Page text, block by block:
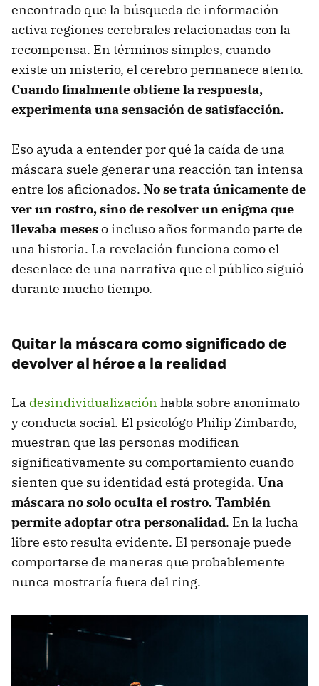
encontrado que la búsqueda de información
activa regiones cerebrales relacionadas con la
recompensa. En términos simples, cuando
existe un misterio, el cerebro permanece atento.
Cuando finalmente obtiene la respuesta,
experimenta una sensación de satisfacción.
Eso ayuda a entender por qué la caída de una
máscara suele generar una reacción tan intensa
entre los aficionados. No se trata únicamente de
ver un rostro, sinode resolver un enigma que
llevaba meseso incluso años formando parte de
una historia. La revelación funciona como el
desenlace de una narrativa que el público siguió
durante mucho tiempo.
Quitar la máscara como significado de
devolver al héroe a la realidad
La desindividualización habla sobre anonimato
y conducta social. El psicológo Philip Zimbardo,
muestran que las personas modifican
significativamente su comportamiento cuando
sienten que su identidad está protegida. Una
máscara no solo oculta el rostro. También
permite adoptar otra personalidad. En la lucha
libre esto resulta evidente. El personaje puede
comportarse de maneras que probablemente
nunca mostraría fuera del ring.